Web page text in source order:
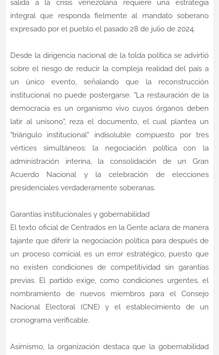
salida a la crisis venezolana requiere una estrategia
integral que responda fielmente al mandato soberano
expresado por el pueblo el pasado 28 de julio de 2024.
Desde la dirigencia nacional de la tolda política se advirtió
sobre el riesgo de reducir la compleja realidad del país a
un único evento, señalando que la reconstrucción
institucional no puede postergarse. "La restauración de la
democracia es un organismo vivo cuyos órganos deben
latir al unísono", reza el documento, el cual plantea un
"triángulo institucional" indisoluble compuesto por tres
vértices simultáneos: la negociación política con la
administración interina, la consolidación de un Gran
Acuerdo Nacional y la celebración de elecciones
presidenciales verdaderamente soberanas.
Garantías institucionales y gobernabilidad
El texto oficial de Centrados en la Gente aclara de manera
tajante que diferir la negociación política para después de
un proceso comicial es un error estratégico, puesto que
no existen condiciones de competitividad sin garantías
previas. El partido exige, como condiciones urgentes, el
nombramiento de nuevos miembros para el Consejo
Nacional Electoral (CNE) y el establecimiento de un
cronograma verificable.
Asimismo, la organización destaca que la gobernabilidad